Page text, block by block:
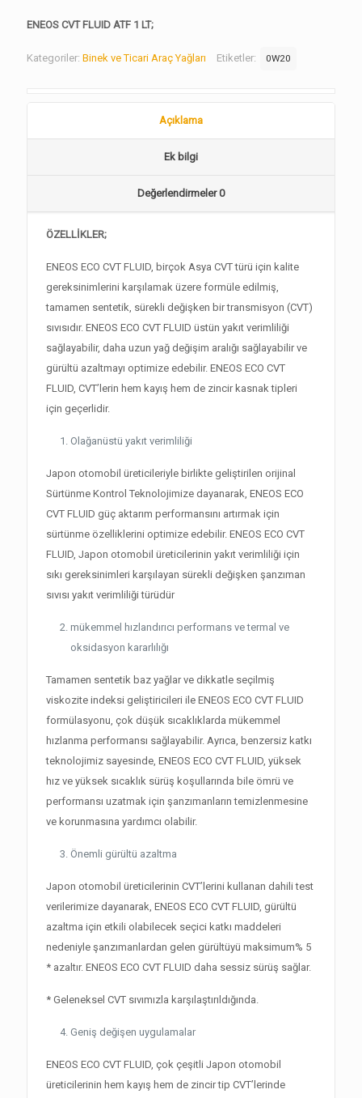
ENEOS CVT FLUID ATF 1 LT;
Kategoriler: Binek ve Ticari Araç Yağları Etiketler: 0W20
Açıklama
Ek bilgi
Değerlendirmeler0
ÖZELLİKLER;
ENEOS ECO CVT FLUID, birçok Asya CVT türü için kalite
gereksinimlerini karşılamak üzere formüle edilmiş,
tamamen sentetik, sürekli değişken bir transmisyon (CVT)
sıvısıdır. ENEOS ECO CVT FLUID üstün yakıt verimliliği
sağlayabilir, daha uzun yağ değişim aralığı sağlayabilir ve
gürültü azaltmayı optimize edebilir. ENEOS ECO CVT
FLUID, CVT’lerin hem kayış hem de zincir kasnak tipleri
için geçerlidir.
Olağanüstü yakıt verimliliği
Japon otomobil üreticileriyle birlikte geliştirilen orijinal
Sürtünme Kontrol Teknolojimize dayanarak, ENEOS ECO
CVT FLUID güç aktarım performansını artırmak için
sürtünme özelliklerini optimize edebilir. ENEOS ECO CVT
FLUID, Japon otomobil üreticilerinin yakıt verimliliği için
sıkı gereksinimleri karşılayan sürekli değişken şanzıman
sıvısı yakıt verimliliği türüdür
mükemmel hızlandırıcı performans ve termal ve
oksidasyon kararlılığı
Tamamen sentetik baz yağlar ve dikkatle seçilmiş
viskozite indeksi geliştiricileri ile ENEOS ECO CVT FLUID
formülasyonu, çok düşük sıcaklıklarda mükemmel
hızlanma performansı sağlayabilir. Ayrıca, benzersiz katkı
teknolojimiz sayesinde, ENEOS ECO CVT FLUID, yüksek
hız ve yüksek sıcaklık sürüş koşullarında bile ömrü ve
performansı uzatmak için şanzımanların temizlenmesine
ve korunmasına yardımcı olabilir.
Önemli gürültü azaltma
Japon otomobil üreticilerinin CVT’lerini kullanan dahili test
verilerimize dayanarak, ENEOS ECO CVT FLUID, gürültü
azaltma için etkili olabilecek seçici katkı maddeleri
nedeniyle şanzımanlardan gelen gürültüyü maksimum% 5
* azaltır. ENEOS ECO CVT FLUID daha sessiz sürüş sağlar.
* Geleneksel CVT sıvımızla karşılaştırıldığında.
Geniş değişen uygulamalar
ENEOS ECO CVT FLUID, çok çeşitli Japon otomobil
üreticilerinin hem kayış hem de zincir tip CVT’lerinde